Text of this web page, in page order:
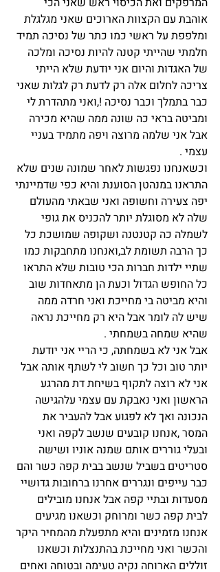
אוהבת עם הקצוות הארוכים שאני מגלגלת
ומלפפת על ראשי כמו כתר של נסיכה תמיד
חלמתי שהייתי קטנה להיות נסיכה ומלכה
של האגדות והיום אני יודעת שלא הייתי
צריכה לחלום אלה רק לדעת רק לגלות שאני
כבר בתמלך וכבר נסיכה !,ואני מתהדרת לי
ומביטה בראי כה שונה ממה שהיא מכירה
אבל אני שלמה מרוצה ויפה מתמיד בעניי
עצמי .
וכשאנחנו נפגשות לאחר שמונה שנים שלא
התראנו במנהטן הסוענת והיא כפי שדמיינתי
יפה צעירה וחשופה ואני שבאתי מהעולם
שלה לא מסוגלת יותר להכניס את גופי
לשמלה כה קטנטנה ושקופה שמושכת כל
כך הרבה תשומת לב,ואנחנו מתחבקות כמו
שתיי ילדות חברות הכי טובות שלא התראו
כל החופש הגדול וכעת הן מתאחדות שוב
והיא מביטה בי מחייכת ואני חרדה ממה
שיש לה לומר אבל היא רק מחייכת נראה
שהיא שמחה בשמחתי .
אבל אני לא בשמחתה, כי הריי אני יודעת
יותר טוב וכל כך חשוב לי לשתף אותה אבל
אני לא רוצה לתקוף בשיחת דת מהרגע
הראשון ואני נאבקת עם עצמי עלהגישה
הנכונה ואך לא לפגוע אבל להעביר את
המסר ,אנחנו קובעים שנשב לקפה ואני
ובעלי גוררים אותם שמנה אוניו ושישה
סטריטים בשביל שנשב בבית קפה כשר והם
כבר עייפים ונגררים אחרנו ברחובות גדושיי
מסעדות ובתיי קפה אבל אנחנו מובילים
לבית קפה כשר ומרוחק וכשאנו מגיעים
אנחנו מזמינים והיא מתפעלת מהמחיר היקר
והכשר ואני מחייכת בהתנצלות וכשאנו
זוללים הארוחה נקיה טעימה ובטוחה ואחים